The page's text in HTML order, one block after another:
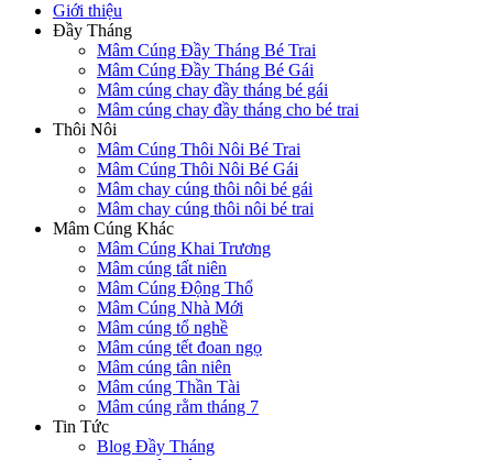
Giới thiệu
Đầy Tháng
Mâm Cúng Đầy Tháng Bé Trai
Mâm Cúng Đầy Tháng Bé Gái
Mâm cúng chay đầy tháng bé gái
Mâm cúng chay đầy tháng cho bé trai
Thôi Nôi
Mâm Cúng Thôi Nôi Bé Trai
Mâm Cúng Thôi Nôi Bé Gái
Mâm chay cúng thôi nôi bé gái
Mâm chay cúng thôi nôi bé trai
Mâm Cúng Khác
Mâm Cúng Khai Trương
Mâm cúng tất niên
Mâm Cúng Động Thổ
Mâm Cúng Nhà Mới
Mâm cúng tổ nghề
Mâm cúng tết đoan ngọ
Mâm cúng tân niên
Mâm cúng Thần Tài
Mâm cúng rằm tháng 7
Tin Tức
Blog Đầy Tháng